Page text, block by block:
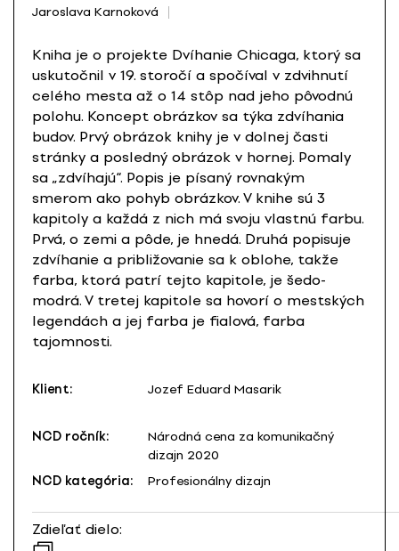
Jaroslava Karnoková
Kniha je o projekte Dvíhanie Chicaga, ktorý sa
uskutočnil v 19. storočí a spočíval v zdvihnutí
celého mesta až o 14 stôp nad jeho pôvodnú
polohu. Koncept obrázkov sa týka zdvíhania
budov. Prvý obrázok knihy je v dolnej časti
stránky a posledný obrázok v hornej. Pomaly
sa „zdvíhajú“. Popis je písaný rovnakým
smerom ako pohyb obrázkov. V knihe sú 3
kapitoly a každá z nich má svoju vlastnú farbu.
Prvá, o zemi a pôde, je hnedá. Druhá popisuje
zdvíhanie a približovanie sa k oblohe, takže
farba, ktorá patrí tejto kapitole, je šedo-
modrá. V tretej kapitole sa hovorí o mestských
legendách a jej farba je fialová, farba
tajomnosti.
Klient: Jozef Eduard Masarik
NCD ročník:
Národná cena za komunikačný
dizajn 2020
NCD kategória:
Profesionálny dizajn
Zdieľať dielo: